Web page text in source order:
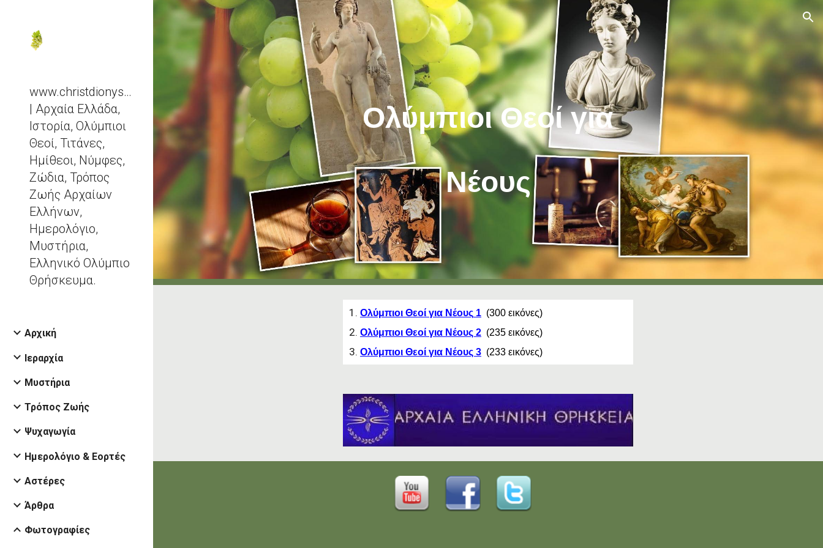
Skip to main content Skip to navigation
www.christdionysos.com
| Αρχαία Ελλάδα,
Ιστορία, Ολύμπιοι
Θεοί, Τιτάνες,
Ημίθεοι, Νύμφες,
Ζώδια, Τρόπος
Ζωής Αρχαίων
Ελλήνων,
Ημερολόγιο,
Μυστήρια,
Ελληνικό Ολύμπιο
Θρήσκευμα.
Αρχική
Ιεραρχία
Μυστήρια
Τρόπος Ζωής
Ψυχαγωγία
Ημερολόγιο & Εορτές
Αστέρες
Άρθρα
Φωτογραφίες
Ολύμπιοι Θεοί για
Νέους
Ολύμπιοι Θεοί για Νέους1(300 εικόνες)
Ολύμπιοι Θεοί για Νέους 2(235εικόνες)
Ολύμπιοι Θεοί για Νέους 3(233εικόνες)